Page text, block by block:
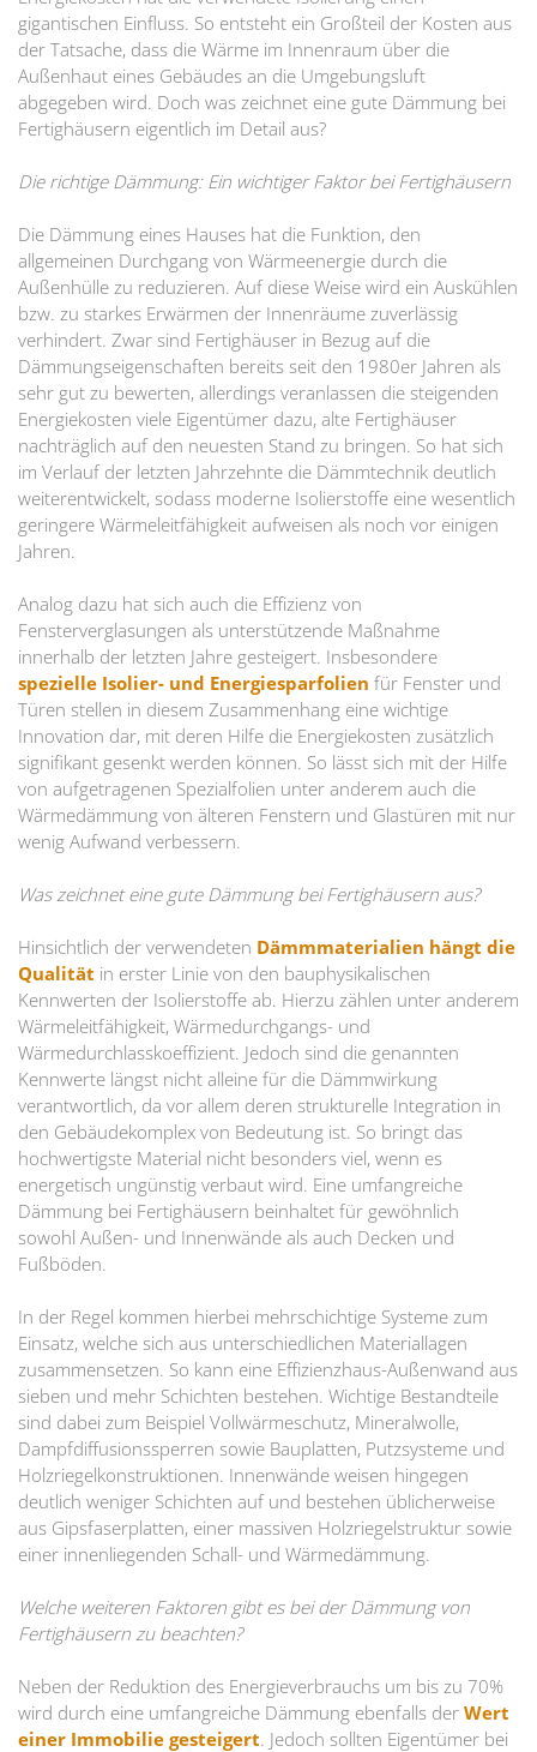
gigantischen Einfluss. So entsteht ein Großteil der Kosten aus
der Tatsache, dass die Wärme im Innenraum über die
Außenhaut eines Gebäudes an die Umgebungsluft
abgegeben wird. Doch was zeichnet eine gute Dämmung bei
Fertighäusern eigentlich im Detail aus?
Die richtige Dämmung: Ein wichtiger Faktor bei Fertighäusern
Die Dämmung eines Hauses hat die Funktion, den
allgemeinen Durchgang von Wärmeenergie durch die
Außenhülle zu reduzieren. Auf diese Weise wird ein Auskühlen
bzw. zu starkes Erwärmen der Innenräume zuverlässig
verhindert. Zwar sind Fertighäuser in Bezug auf die
Dämmungseigenschaften bereits seit den 1980er Jahren als
sehr gut zu bewerten, allerdings veranlassen die steigenden
Energiekosten viele Eigentümer dazu, alte Fertighäuser
nachträglich auf den neuesten Stand zu bringen. So hat sich
im Verlauf der letzten Jahrzehnte die Dämmtechnik deutlich
weiterentwickelt, sodass moderne Isolierstoffe eine wesentlich
geringere Wärmeleitfähigkeit aufweisen als noch vor einigen
Jahren.
Analog dazu hat sich auch die Effizienz von
Fensterverglasungen als unterstützende Maßnahme
innerhalb der letzten Jahre gesteigert. Insbesondere
spezielle Isolier- und Energiesparfolien für Fenster und
Türen stellen in diesem Zusammenhang eine wichtige
Innovation dar, mit deren Hilfe die Energiekosten zusätzlich
signifikant gesenkt werden können. So lässt sich mit der Hilfe
von aufgetragenen Spezialfolien unter anderem auch die
Wärmedämmung von älteren Fenstern und Glastüren mit nur
wenig Aufwand verbessern.
Was zeichnet eine gute Dämmung bei Fertighäusern aus?
Hinsichtlich der verwendeten Dämmmaterialien hängt die
Qualität in erster Linie von den bauphysikalischen
Kennwerten der Isolierstoffe ab. Hierzu zählen unter anderem
Wärmeleitfähigkeit, Wärmedurchgangs- und
Wärmedurchlasskoeffizient. Jedoch sind die genannten
Kennwerte längst nicht alleine für die Dämmwirkung
verantwortlich, da vor allem deren strukturelle Integration in
den Gebäudekomplex von Bedeutung ist. So bringt das
hochwertigste Material nicht besonders viel, wenn es
energetisch ungünstig verbaut wird. Eine umfangreiche
Dämmung bei Fertighäusern beinhaltet für gewöhnlich
sowohl Außen- und Innenwände als auch Decken und
Fußböden.
In der Regel kommen hierbei mehrschichtige Systeme zum
Einsatz, welche sich aus unterschiedlichen Materiallagen
zusammensetzen. So kann eine Effizienzhaus-Außenwand aus
sieben und mehr Schichten bestehen. Wichtige Bestandteile
sind dabei zum Beispiel Vollwärmeschutz, Mineralwolle,
Dampfdiffusionssperren sowie Bauplatten, Putzsysteme und
Holzriegelkonstruktionen. Innenwände weisen hingegen
deutlich weniger Schichten auf und bestehen üblicherweise
aus Gipsfaserplatten, einer massiven Holzriegelstruktur sowie
einer innenliegenden Schall- und Wärmedämmung.
Welche weiteren Faktoren gibt es bei der Dämmung von
Fertighäusern zu beachten?
Neben der Reduktion des Energieverbrauchs um bis zu 70%
wird durch eine umfangreiche Dämmung ebenfalls der Wert
einer Immobilie gesteigert. Jedoch sollten Eigentümer bei